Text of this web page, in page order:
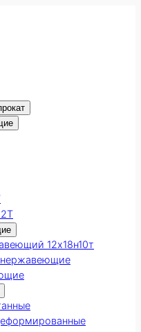
12х18н10т